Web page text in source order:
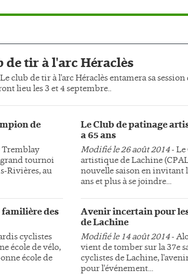
tir à l'arc Héraclès
club de tir à l'arc Héraclès entamera sa
lieu les 3 et 4 septembre..
de
grand tournoi
Rivières, au
des
cyclistes
école de vélo,
école de
Le Club de patinage
a 65 ans
Modifié le 26 août 2014- Le
artistique de Lachine
nouvelle saison en invitant
ans et plus à se joindre...
Avenir incertain pour
de Lachine
Modifié le 14 août 2014-
vient de tomber sur la 37e
cyclistes de Lachine,
pour l'événement...